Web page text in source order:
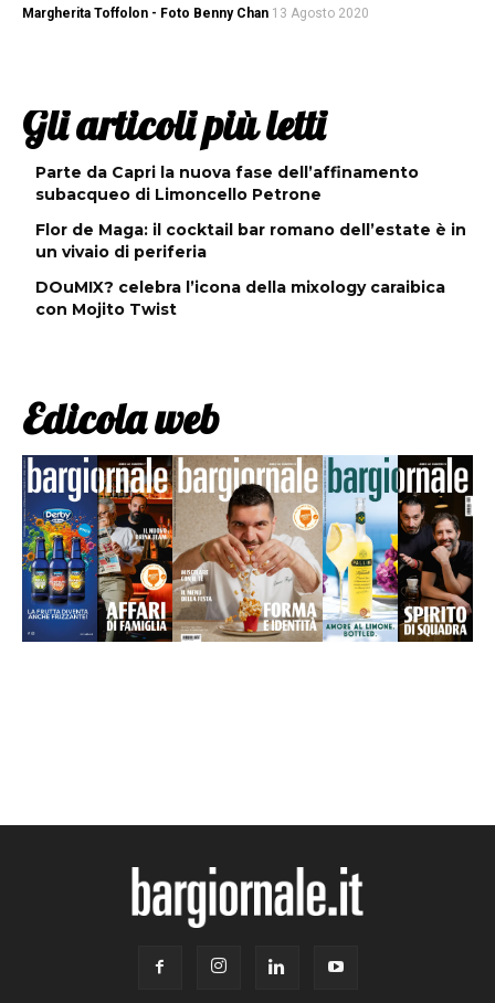
Margherita Toffolon - Foto Benny Chan 13 Agosto 2020
Gli articoli più letti
Parte da Capri la nuova fase dell’affinamento
subacqueo di Limoncello Petrone
Flor de Maga: il cocktail bar romano dell’estate è in
un vivaio di periferia
DOuMIX? celebra l’icona della mixology caraibica
con Mojito Twist
Edicola web